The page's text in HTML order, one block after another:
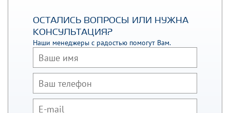
ОСТАЛИСЬ ВОПРОСЫ ИЛИ НУЖНА
КОНСУЛЬТАЦИЯ?
Наши менеджеры с радостью помогут Вам.